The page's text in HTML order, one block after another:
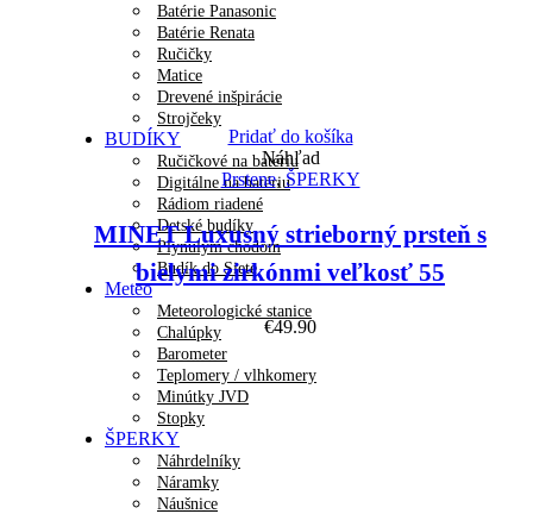
Batérie Panasonic
Batérie Renata
Ručičky
Matice
Drevené inšpirácie
Strojčeky
BUDÍKY
Ručičkové na batériu
Digitálne na batériu
Rádiom riadené
Detské budíky
Plynulým chodom
Budík do Siete
Meteo
Meteorologické stanice
Chalúpky
Barometer
Teplomery / vlhkomery
Minútky JVD
Stopky
ŠPERKY
Náhrdelníky
Náramky
Náušnice
Pridať do košíka
Náhľad
Prstene,ŠPERKY
MINET Luxusný strieborný prsteň s
bielymi zirkónmi veľkosť 55
€49.90